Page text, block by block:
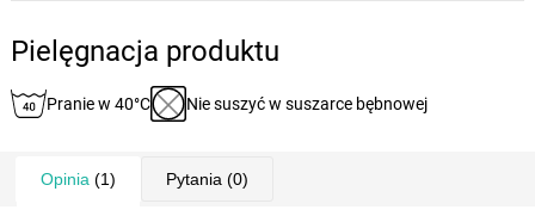
Pielęgnacja produktu
Pranie w 40°C Nie suszyć w suszarce bębnowej
Opinia (1) Pytania (0)